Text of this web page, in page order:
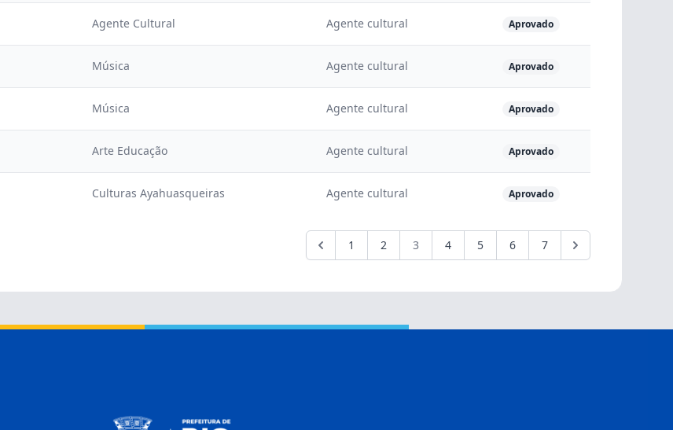
Agente Cultural Agente cultural Aprovado
Música Agente cultural Aprovado
Música Agente cultural Aprovado
Arte Educação Agente cultural Aprovado
Culturas Ayahuasqueiras Agente cultural Aprovado
1 2 3 4 5 6 7